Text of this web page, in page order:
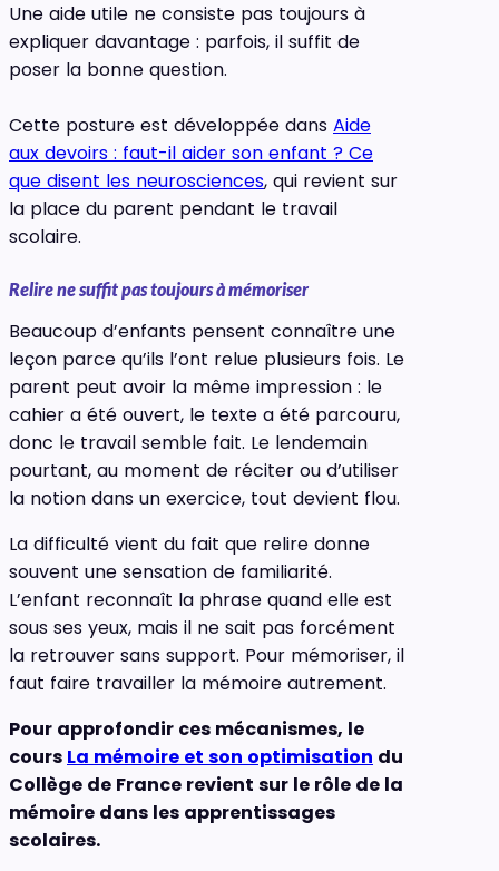
Une aide utile ne consiste pas toujours à
expliquer davantage : parfois, il suffit de
poser la bonne question.
Cette posture est développée dans Aide
aux devoirs : faut-il aider son enfant ? Ce
que disent les neurosciences, qui revient sur
la place du parent pendant le travail
scolaire.
Relire ne suffit pas toujours à mémoriser
Beaucoup d’enfants pensent connaître une
leçon parce qu’ils l’ont relue plusieurs fois. Le
parent peut avoir la même impression : le
cahier a été ouvert, le texte a été parcouru,
donc le travail semble fait. Le lendemain
pourtant, au moment de réciter ou d’utiliser
la notion dans un exercice, tout devient flou.
La difficulté vient du fait que relire donne
souvent une sensation de familiarité.
L’enfant reconnaît la phrase quand elle est
sous ses yeux, mais il ne sait pas forcément
la retrouver sans support. Pour mémoriser, il
faut faire travailler la mémoire autrement.
Pour approfondir ces mécanismes, le
cours La mémoire et son optimisation du
Collège de France revient sur le rôle de la
mémoire dans les apprentissages
scolaires.